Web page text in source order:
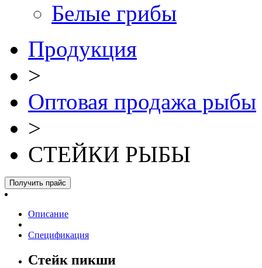
Белые грибы
Продукция
>
Оптовая продажа рыбы
>
СТЕЙКИ РЫБЫ
Получить прайс
Описание
Спецификация
Стейк пикши